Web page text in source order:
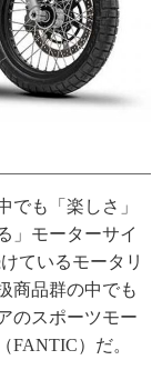
でも「楽しさ」
」モーターサイ
ているモータリ
商品群の中でも
のスポーツモー
FANTIC）だ。